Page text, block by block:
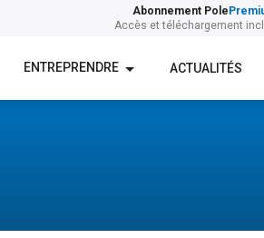
Abonnement Pole
Accès et téléchargement
ENTREPRENDRE ACTUALITÉS